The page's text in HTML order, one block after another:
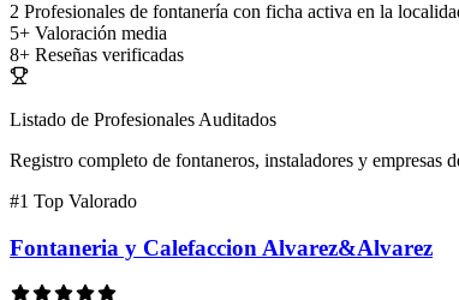
2 Profesionales de fontanería con ficha activa en la
5+ Valoración media
8+ Reseñas verificadas
Listado de Profesionales Auditados
Registro completo de fontaneros, instaladores y empresas
#1 Top Valorado
Fontaneria y Calefaccion Alvarez&Alvarez